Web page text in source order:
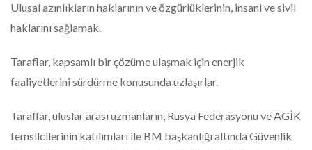
Ulusal azınlıkların haklarının ve özgürlüklerinin, insani ve sivil
haklarını sağlamak.
Taraflar, kapsamlı bir çözüme ulaşmak için enerjik
faaliyetlerini sürdürme konusunda uzlaşırlar.
Taraflar, uluslar arası uzmanların, Rusya Federasyonu ve AGİK
temsilcilerinin katılımları ile BM başkanlığı altında Güvenlik